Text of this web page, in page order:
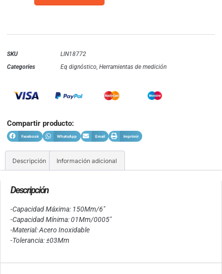
SKU
LIN18772
Categories
Eq dignóstico Herramientas de medición
Compartir producto:
Facebook WhatsApp Email Imprimir
Descripción Información adicional
Descripción
-Capacidad Máxima: 150Mm/6″
-Capacidad Mínima: 01Mm/0005″
-Material: Acero Inoxidable
-Tolerancia: ±03Mm